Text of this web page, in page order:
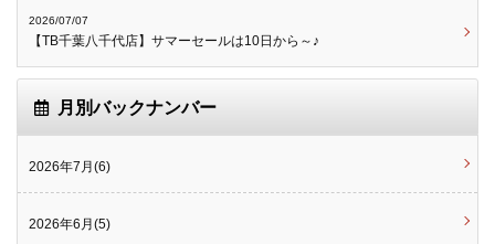
2026/07/07
【TB千葉八千代店】サマーセールは10日から～♪
月別バックナンバー
2026年7月(6)
2026年6月(5)